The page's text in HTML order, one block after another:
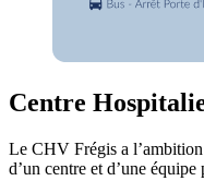
Centre
Le CHV Frégis a l’ambition
d’un centre et d’une